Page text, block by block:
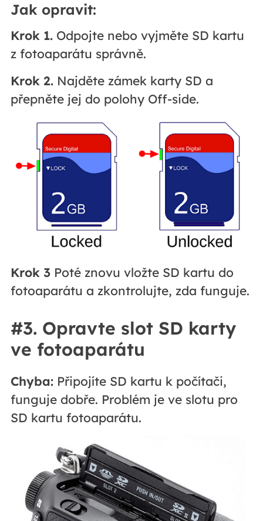
Jak opravit:
Krok 1.Odpojte nebo vyjměte SD kartu
z fotoaparátu správně.
Krok 2.Najděte zámek karty SD a
přepněte jej do polohy Off-side.
Krok 3Poté znovu vložte SD kartu do
fotoaparátu a zkontrolujte, zda funguje.
#3. Opravte slot SD karty
ve fotoaparátu
Chyba:Připojíte SD kartu k počítači,
funguje dobře. Problém je ve slotu pro
SD kartu fotoaparátu.